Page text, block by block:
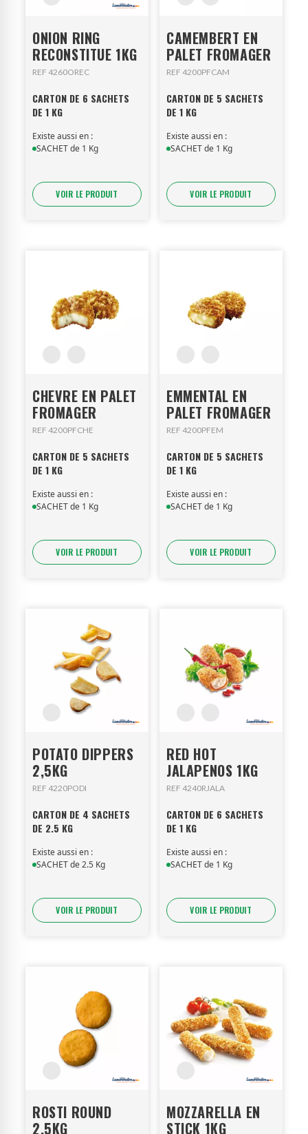
ONION RING
RECONSTITUE 1KG
REF 4260OREC
CARTON DE 6 SACHETS
DE 1 KG
Existe aussi en :
SACHET de 1 Kg
VOIR LE PRODUIT
CAMEMBERT EN
PALET FROMAGER
REF 4200PFCAM
CARTON DE 5 SACHETS
DE 1 KG
Existe aussi en :
SACHET de 1 Kg
VOIR LE PRODUIT
CHEVRE EN PALET
FROMAGER
REF 4200PFCHE
CARTON DE 5 SACHETS
DE 1 KG
Existe aussi en :
SACHET de 1 Kg
VOIR LE PRODUIT
EMMENTAL EN
PALET FROMAGER
REF 4200PFEM
CARTON DE 5 SACHETS
DE 1 KG
Existe aussi en :
SACHET de 1 Kg
VOIR LE PRODUIT
POTATO DIPPERS
2,5KG
REF 4220PODI
CARTON DE 4 SACHETS
DE 2.5 KG
Existe aussi en :
SACHET de 2.5 Kg
VOIR LE PRODUIT
RED HOT
JALAPENOS 1KG
REF 4240RJALA
CARTON DE 6 SACHETS
DE 1 KG
Existe aussi en :
SACHET de 1 Kg
VOIR LE PRODUIT
ROSTI ROUND
2,5KG
MOZZARELLA EN
STICK 1KG